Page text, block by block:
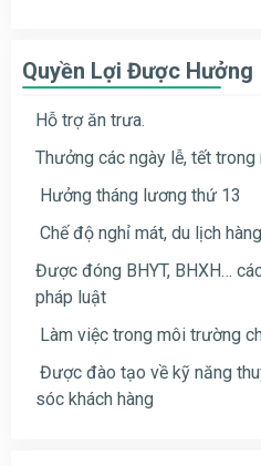
Quyền Lợi Được Hưởng
Hỗ trợ ăn trưa.
Thưởng các ngày lễ, tết trong
Hưởng tháng lương thứ 13
Chế độ nghỉ mát, du lịch
Được đóng BHYT, BHXH…
pháp luật
Làm việc trong môi trường
Được đào tạo về kỹ năng
sóc khách hàng